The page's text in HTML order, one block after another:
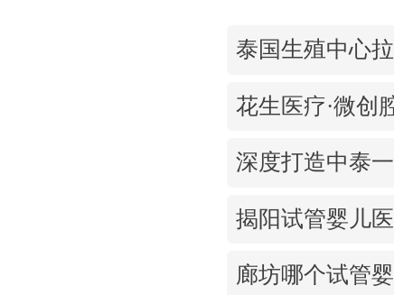
花生医疗·微创